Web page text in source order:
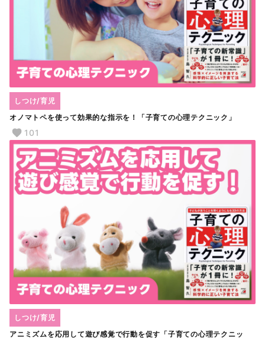
オノマトペを使って効果的な指示を！「子育ての心理テクニック」
しつけ/育児
101
アニミズムを応用して遊び感覚で行動を促す「子育ての心理テクニッ
しつけ/育児